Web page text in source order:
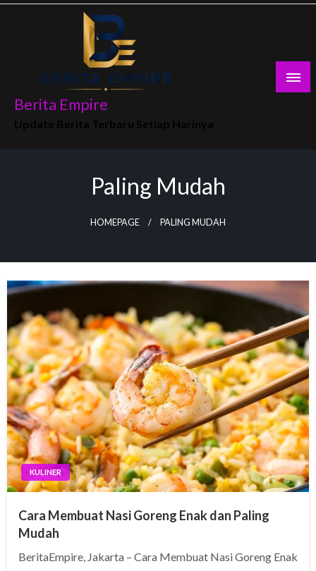
Skip
Berita Empire
Paling Mudah
HOMEPAGE PALING MUDAH
KULINER
Cara Membuat Nasi Goreng Enak dan Paling
Mudah
BeritaEmpire, Jakarta – Cara Membuat Nasi Goreng Enak